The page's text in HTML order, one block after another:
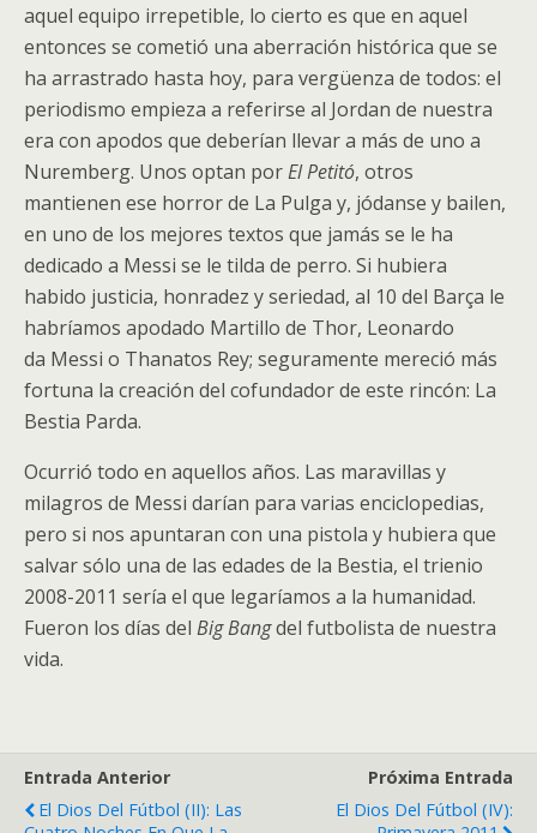
aquel equipo irrepetible, lo cierto es que en aquel
entonces se cometió una aberración histórica que se
ha arrastrado hasta hoy, para vergüenza de todos: el
periodismo empieza a referirse al Jordan de nuestra
era con apodos que deberían llevar a más de uno a
Nuremberg. Unos optan porEl Petitó, otros
mantienen ese horror de La Pulga y, jódanse y bailen,
en uno de los mejores textos que jamás se le ha
dedicado a Messi se le tilda de perro. Si hubiera
habido justicia, honradez y seriedad, al 10 del Barça le
habríamos apodado Martillo de Thor, Leonardo
da Messi o Thanatos Rey; seguramente mereció más
fortuna la creación del cofundador de este rincón: La
Bestia Parda.
Ocurrió todo en aquellos años. Las maravillas y
milagros de Messi darían para varias enciclopedias,
pero si nos apuntaran con una pistola y hubiera que
salvar sólo una de las edades de la Bestia, el trienio
2008-2011 sería el que legaríamos a la humanidad.
Fueron los días del Big Bangdel futbolista de nuestra
vida.
Entrada Anterior
El Dios Del Fútbol (II): Las
Próxima Entrada
El Dios Del Fútbol (IV):